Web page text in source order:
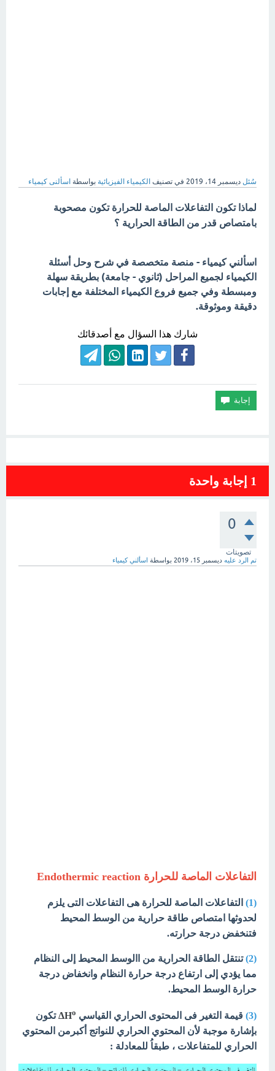
سُئل ديسمبر 14، 2019 في تصنيف الكيمياء الفيزيائية بواسطة اسألنى كيمياء
لماذا تكون التفاعلات الماصة للحرارة تكون مصحوبة
بامتصاص قدر من الطاقة الحرارية ؟
اسألني كيمياء - منصة متخصصة في شرح وحل أسئلة
الكيمياء لجميع المراحل (ثانوي - جامعة) بطريقة سهلة
ومبسطة وفي جميع فروع الكيمياء المختلفة مع إجابات
دقيقة وموثوقة.
شارك هذا السؤال مع أصدقائك
1 إجابة واحدة
0
تصويتات
تم الرد عليه ديسمبر 15، 2019 بواسطة اسألني كيمياء
التفاعلات الماصة للحرارة Endothermic reaction
(1)
التفاعلات الماصة للحرارة هى التفاعلات التى يلزم
لحدوثها امتصاص طاقة حرارية من الوسط المحيط
فتنخفض درجة حرارته.
(2)
تنتقل الطاقة الحرارية من االوسط المحيط إلى النظام
مما يؤدي إلى ارتفاع درجة حرارة النظام وانخفاض درجة
حرارة الوسط المحيط.
(3) قيمة التغير فى المحتوى الحراري القياسي ΔHo
تكون
بإشارة موجبة لأن المحتوي الحراري للنواتج أكبرمن المحتوي
الحراري للمتفاعلات ، طبقاُ للمعادلة :